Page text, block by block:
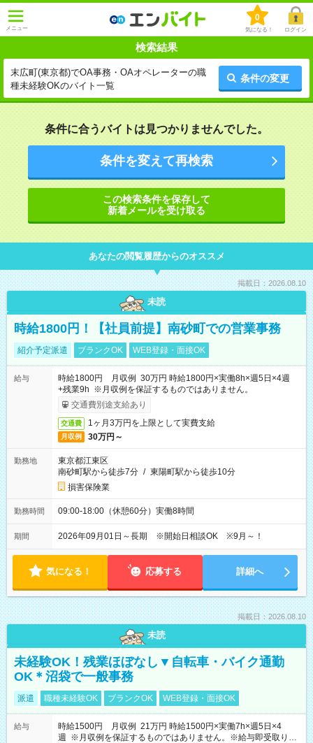
メニュー
0
気になる！ ログイン
検索結果
末広町(東京都)でOA事務・OAオペレーターの職
種未経験OKのバイト一覧
条件の変更
条件に合うバイトは見つかりませんでした。
条件を変えて再検索
この検索条件を保存して
新着メールを受け取る
あなたの閲覧履歴からのオススメ
掲載日：2026.08.10
未読
時給1800円！【社員前提】南砂町での営業事務
紹介予定派遣 ブランクOK WEB登録・面接OK
給与
時給1800円 月収例 30万円 時給1800円×実働8h×週5日×4週
+残業9h ※月収例を保証するものではありません。
交通費別途支給あり
交通費 1ヶ月3万円を上限として実費支給
月収例 30万円～
勤務地
東京都江東区
南砂町駅から徒歩7分 / 東陽町駅から徒歩10分
損害保険業
勤務時間 09:00-18:00（休憩60分）実働8時間
期間 2026年09月01日～長期 ※開始日相談OK ※9月～！
気になる！ 応募する 詳細へ
掲載日：2026.08.10
未読
未経験OK！残業ほぼなし▼自転車・バイク通勤
OK＊沼袋で一般事務
派遣 職種未経験OK ブランクOK WEB登録・面接OK
給与
時給1500円 月収例 21万円 時給1500円×実働7h×週5日×4
週 ※月収例を保証するものではありません。※給与即受取りサ